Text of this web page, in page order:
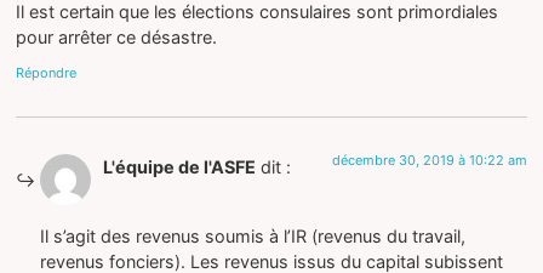
Il est certain que les élections consulaires sont primordiales
pour arrêter ce désastre.
Répondre
L'équipe de l'ASFE dit : décembre 30, 2019 à 10:22 am
Il s’agit des revenus soumis à l’IR (revenus du travail,
revenus fonciers). Les revenus issus du capital subissent